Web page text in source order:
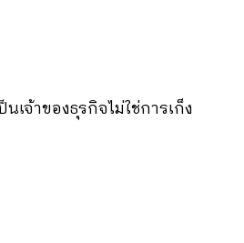
เจ้าของธุรกิจไม่ใช่การเก็ง